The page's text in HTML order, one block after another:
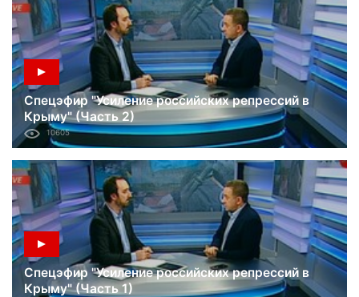
Спецэфир "Усиление российских репрессий в
Крыму" (Часть 2)
10605
Спецэфир "Усиление российских репрессий в
Крыму" (Часть 1)